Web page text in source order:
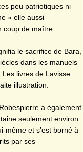
peu patriotiques ni
» elle aussi
coup de maître.
le sacrifice de Bara,
dans les manuels
Les livres de Lavisse
illustration.
a également
seulement environ
même et s’est borné à
par ses